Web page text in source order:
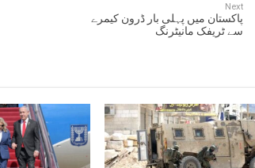
Next
پاکستان میں پہلی بار ڈرون کیمرے
سے ٹریفک مانیٹرنگ